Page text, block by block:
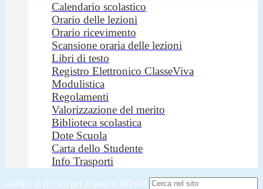
Calendario scolastico
Orario delle lezioni
Orario ricevimento
Scansione oraria delle lezioni
Libri di testo
Registro Elettronico ClasseViva
Modulistica
Regolamenti
Valorizzazione del merito
Biblioteca scolastica
Dote Scuola
Carta dello Studente
Info Trasporti
Campo di ricerca per le pagine del sito